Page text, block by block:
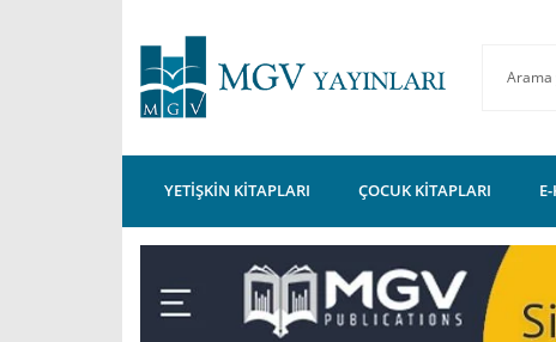
YETİŞKİN KİTAPLARI ÇOCUK KİTAPLARI